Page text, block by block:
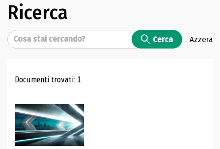
Ricerca
Cerca Cerca Azzera
Risultati di ricerca
Documenti trovati: 1